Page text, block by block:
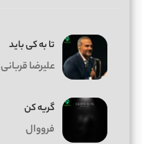
تا به کی باید
علیرضا قربانی
گریه کن
فرووال